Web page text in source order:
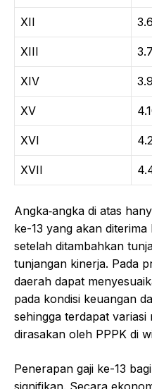
XII
XIII
XIV
XV
XVI
XVII
Angka‑angka di atas
ke-13 yang akan
setelah ditambahkan
tunjangan kinerja. Pada
daerah dapat
pada kondisi keuangan
sehingga terdapat
dirasakan oleh PPPK di
Penerapan gaji ke-13
signifikan. Secara